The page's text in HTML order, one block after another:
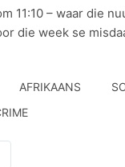
11:10 – waar die
die week se
AFRIKAANS